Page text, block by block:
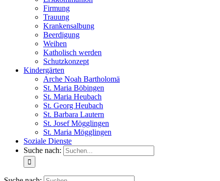
Firmung
Trauung
Krankensalbung
Beerdigung
Weihen
Katholisch werden
Schutzkonzept
Kindergärten
Arche Noah Bartholomä
St. Maria Böbingen
St. Maria Heubach
St. Georg Heubach
St. Barbara Lautern
St. Josef Mögglingen
St. Maria Mögglingen
Soziale Dienste
Suche nach: